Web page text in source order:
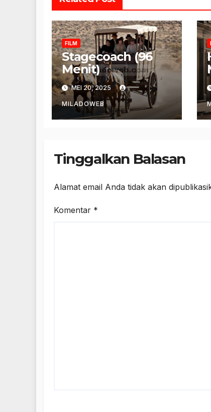
FILM
Stagecoach (96
Menit)
MEI 20, 2025
MILADOWEB
Tinggalkan Balasan
Alamat email Anda tidak akan
Komentar *